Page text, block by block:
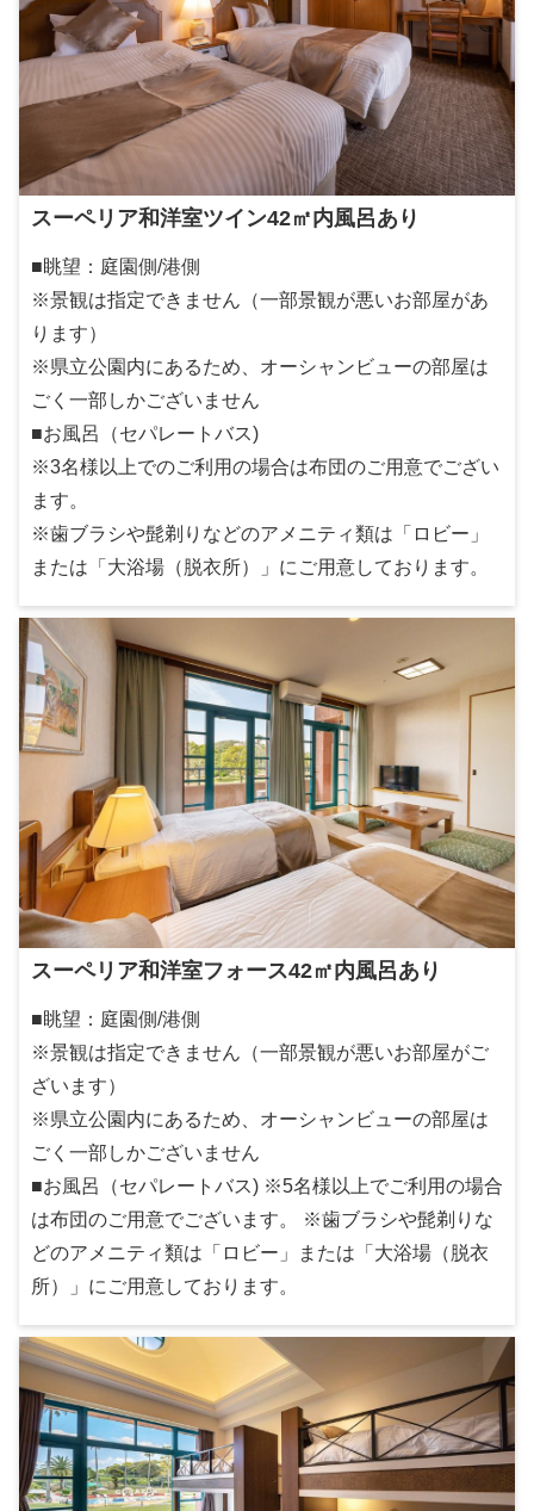
スーペリア和洋室ツイン42㎡内風呂あり
■眺望：庭園側/港側
※景観は指定できません（一部景観が悪いお部屋があ
ります）
※県立公園内にあるため、オーシャンビューの部屋は
ごく一部しかございません
■お風呂（セパレートバス)
※3名様以上でのご利用の場合は布団のご用意でござい
ます。
※歯ブラシや髭剃りなどのアメニティ類は「ロビー」
または「大浴場（脱衣所）」にご用意しております。
スーペリア和洋室フォース42㎡内風呂あり
■眺望：庭園側/港側
※景観は指定できません（一部景観が悪いお部屋がご
ざいます）
※県立公園内にあるため、オーシャンビューの部屋は
ごく一部しかございません
■お風呂（セパレートバス) ※5名様以上でご利用の場合
は布団のご用意でございます。 ※歯ブラシや髭剃りな
どのアメニティ類は「ロビー」または「大浴場（脱衣
所）」にご用意しております。